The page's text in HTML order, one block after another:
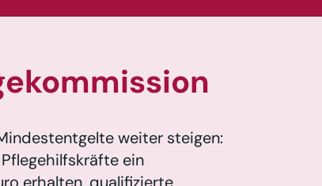
weiter steigen:
ein